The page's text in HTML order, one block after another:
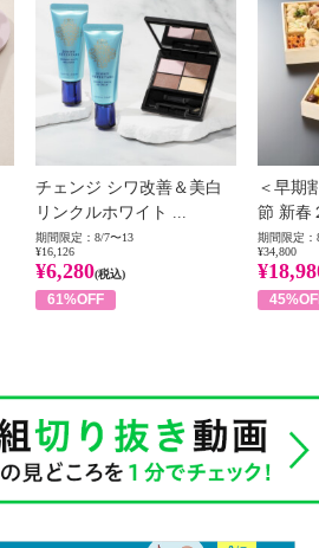
チェンジ シワ改善＆美白
リンクルホワイト ...
期間限定：8/7〜13
¥16,126
¥6,280(税込)
61%OFF
＜早期
節 新春
期間限定：
¥34,800